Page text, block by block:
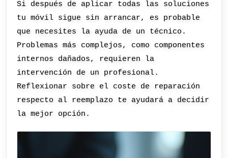
Si después de aplicar todas las soluciones
tu móvil sigue sin arrancar, es probable
que necesites la ayuda de un técnico.
Problemas más complejos, como componentes
internos dañados, requieren la
intervención de un profesional.
Reflexionar sobre el coste de reparación
respecto al reemplazo te ayudará a decidir
la mejor opción.